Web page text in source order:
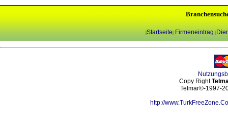
|Startseite| Firmeneintrag |
Copy Right
Telmar©-1997-
http://